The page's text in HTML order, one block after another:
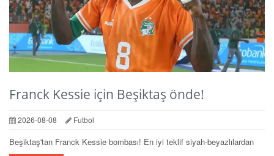
Franck Kessie için Beşiktaş önde!
2026-08-08 Futbol
Beşiktaş'tan Franck Kessie bombası! En iyi teklif siyah-beyazlılardan